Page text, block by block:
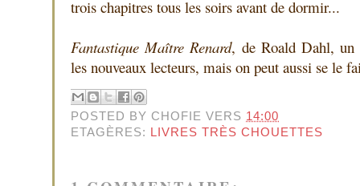
trois chapitres tous les soirs avant de dormir...
Fantastique Maître Renard, de Roald Dahl, un
les nouveaux lecteurs, mais on peut aussi se le
POSTED BY CHOFIE VERS 14:00
ETAGÈRES:
LIVRES TRÈS CHOUETTES